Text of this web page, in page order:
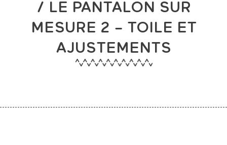
/ LE PANTALON SUR
MESURE 2 – TOILE ET
AJUSTEMENTS